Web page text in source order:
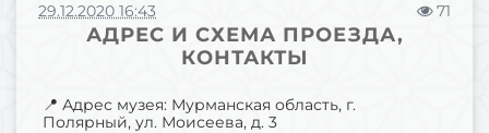
29.12.2020 16:43 71
АДРЕС И СХЕМА ПРОЕЗДА,
КОНТАКТЫ
📍 Адрес музея: Мурманская область, г.
Полярный, ул. Моисеева, д. 3